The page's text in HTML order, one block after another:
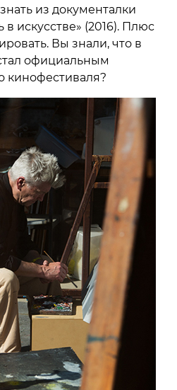
из документалки
искусстве» (2016). Плюс
Вы знали, что в
официальным
кинофестиваля?